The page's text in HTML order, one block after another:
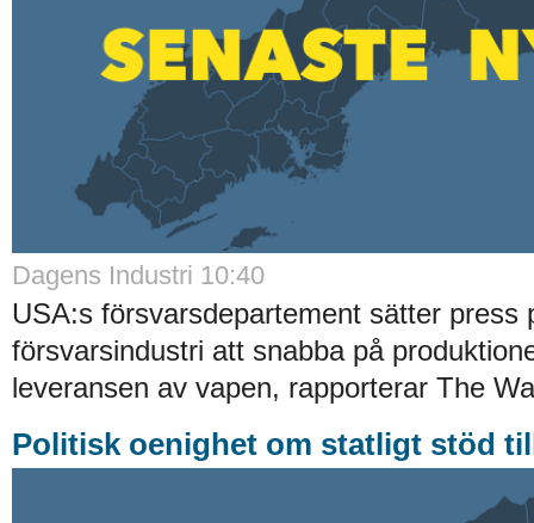
Dagens Industri 10:40
USA:s försvarsdepartement sätter press
försvarsindustri att snabba på
leveransen av vapen, rapporterar The
Politisk oenighet om statligt stöd